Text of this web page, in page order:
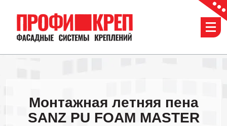
содержимому
Монтажная летняя пена
SANZ PU FOAM MASTER